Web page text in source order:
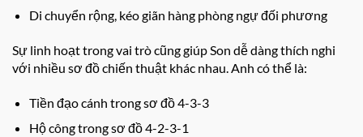
Di chuyển rộng, kéo giãn hàng phòng ngự đối phương
Sự linh hoạt trong vai trò cũng giúp Son dễ dàng thích nghi
với nhiều sơ đồ chiến thuật khác nhau. Anh có thể là:
Tiền đạo cánh trong sơ đồ 4-3-3
Hộ công trong sơ đồ 4-2-3-1